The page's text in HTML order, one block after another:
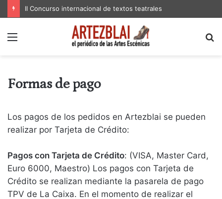
Menú
Formas de pago
Los pagos de los pedidos en Artezblai se pueden
realizar por Tarjeta de Crédito:
Pagos con Tarjeta de Crédito: (VISA, Master Card,
Euro 6000, Maestro) Los pagos con Tarjeta de
Crédito se realizan mediante la pasarela de pago
TPV de La Caixa. En el momento de realizar el